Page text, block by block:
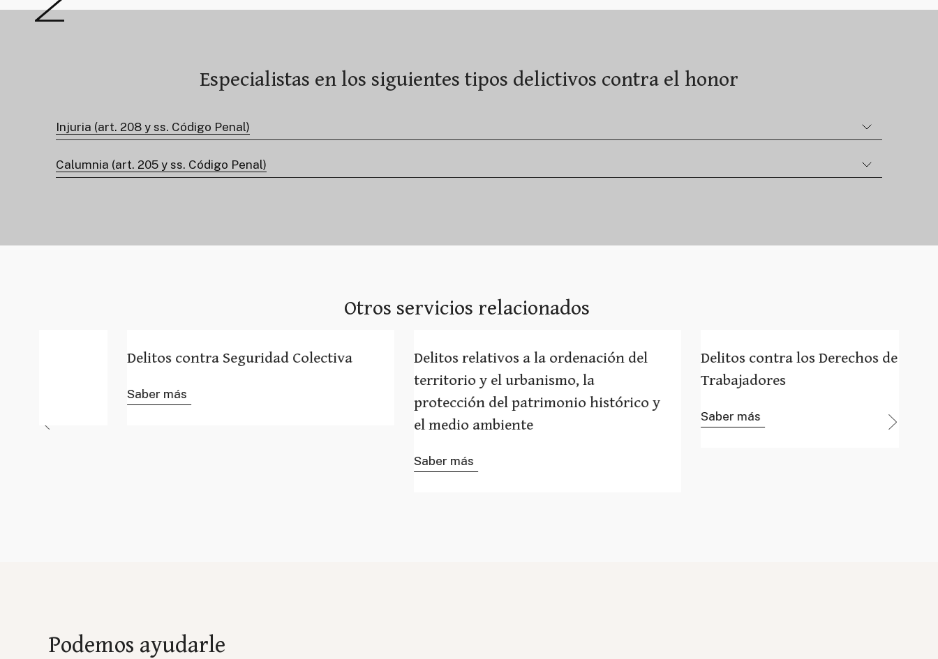
Especialistas en los siguientes tipos delictivos contra el honor
Injuria (art. 208 y ss. Código Penal)
Calumnia (art. 205 y ss. Código Penal)
Otros servicios relacionados
Delitos contra Seguridad Colectiva
Delitos relativos a la ordenación del
territorio y el urbanismo, la
protección del patrimonio histórico y
el medio ambiente
Delitos contra los Derechos de los
Trabajadores
Podemos ayudarle